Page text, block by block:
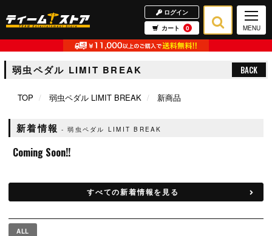
ログイン
カート
0 MENU
弱虫ペダル LIMIT BREAK BACK
TOP 弱虫ペダル LIMIT BREAK 新商品
新着情報 弱虫ペダル LIMIT BREAK
Coming Soon!!
すべての新着情報を見る
ALL